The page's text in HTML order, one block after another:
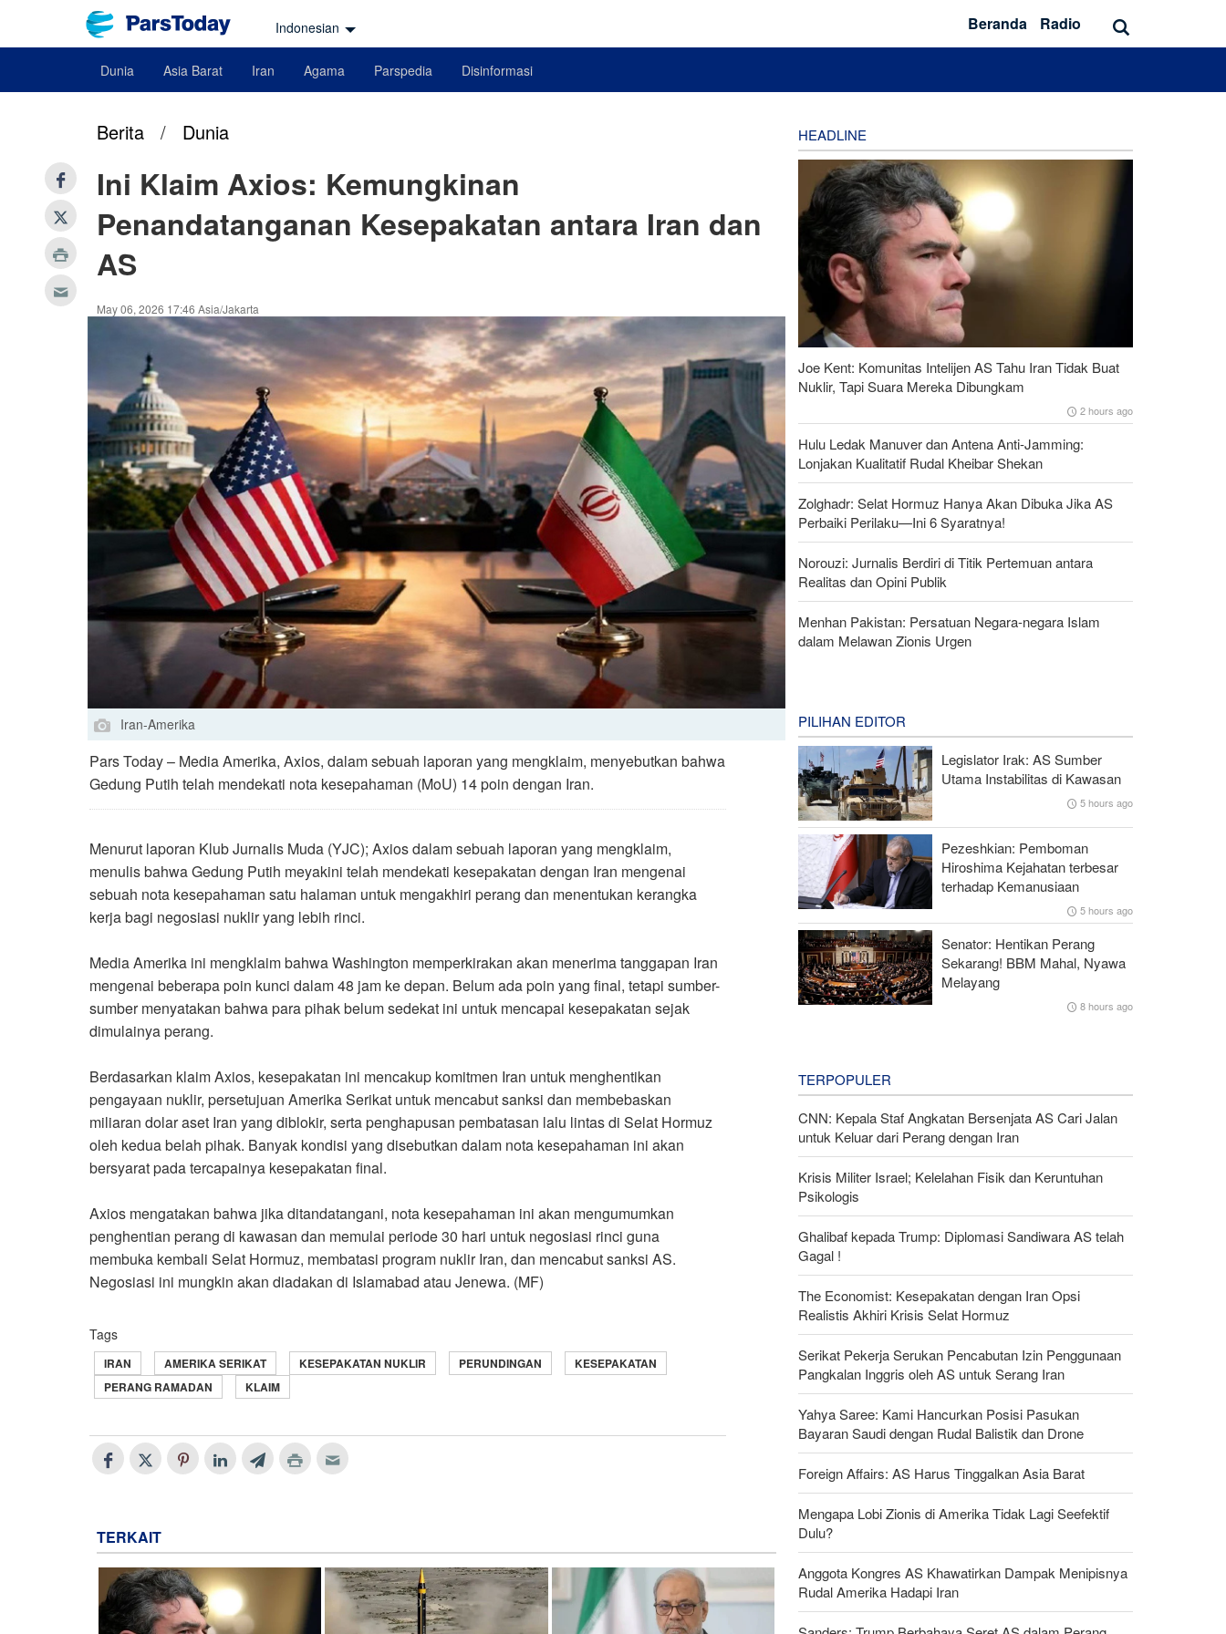
Indonesian Beranda Radio
Dunia Asia Barat Iran Agama Parspedia Disinformasi
Berita / Dunia
Ini Klaim Axios: Kemungkinan
Penandatanganan Kesepakatan antara Iran dan
AS
May 06, 2026 17:46 Asia/Jakarta
Iran-Amerika
Pars Today – Media Amerika, Axios, dalam sebuah laporan yang mengklaim, menyebutkan bahwa
Gedung Putih telah mendekati nota kesepahaman (MoU) 14 poin dengan Iran.
Menurut laporan Klub Jurnalis Muda (YJC); Axios dalam sebuah laporan yang mengklaim,
menulis bahwa Gedung Putih meyakini telah mendekati kesepakatan dengan Iran mengenai
sebuah nota kesepahaman satu halaman untuk mengakhiri perang dan menentukan kerangka
kerja bagi negosiasi nuklir yang lebih rinci.
Media Amerika ini mengklaim bahwa Washington memperkirakan akan menerima tanggapan Iran
mengenai beberapa poin kunci dalam 48 jam ke depan. Belum ada poin yang final, tetapi sumber-
sumber menyatakan bahwa para pihak belum sedekat ini untuk mencapai kesepakatan sejak
dimulainya perang.
Berdasarkan klaim Axios, kesepakatan ini mencakup komitmen Iran untuk menghentikan
pengayaan nuklir, persetujuan Amerika Serikat untuk mencabut sanksi dan membebaskan
miliaran dolar aset Iran yang diblokir, serta penghapusan pembatasan lalu lintas di Selat Hormuz
oleh kedua belah pihak. Banyak kondisi yang disebutkan dalam nota kesepahaman ini akan
bersyarat pada tercapainya kesepakatan final.
Axios mengatakan bahwa jika ditandatangani, nota kesepahaman ini akan mengumumkan
penghentian perang di kawasan dan memulai periode 30 hari untuk negosiasi rinci guna
membuka kembali Selat Hormuz, membatasi program nuklir Iran, dan mencabut sanksi AS.
Negosiasi ini mungkin akan diadakan di Islamabad atau Jenewa. (MF)
Tags
IRAN AMERIKA SERIKAT KESEPAKATAN NUKLIR PERUNDINGAN
KESEPAKATAN
PERANG RAMADAN
KLAIM
TERKAIT
HEADLINE
Joe Kent: Komunitas Intelijen AS Tahu Iran Tidak Buat
Nuklir, Tapi Suara Mereka Dibungkam
2 hours ago
Hulu Ledak Manuver dan Antena Anti-Jamming:
Lonjakan Kualitatif Rudal Kheibar Shekan
Zolghadr: Selat Hormuz Hanya Akan Dibuka Jika AS
Perbaiki Perilaku—Ini 6 Syaratnya!
Norouzi: Jurnalis Berdiri di Titik Pertemuan antara
Realitas dan Opini Publik
Menhan Pakistan: Persatuan Negara-negara Islam
dalam Melawan Zionis Urgen
PILIHAN EDITOR
Legislator Irak: AS Sumber
Utama Instabilitas di Kawasan
5 hours ago
Pezeshkian: Pemboman
Hiroshima Kejahatan terbesar
terhadap Kemanusiaan
5 hours ago
Senator: Hentikan Perang
Sekarang! BBM Mahal, Nyawa
Melayang
8 hours ago
TERPOPULER
CNN: Kepala Staf Angkatan Bersenjata AS Cari Jalan
untuk Keluar dari Perang dengan Iran
Krisis Militer Israel; Kelelahan Fisik dan Keruntuhan
Psikologis
Ghalibaf kepada Trump: Diplomasi Sandiwara AS telah
Gagal !
The Economist: Kesepakatan dengan Iran Opsi
Realistis Akhiri Krisis Selat Hormuz
Serikat Pekerja Serukan Pencabutan Izin Penggunaan
Pangkalan Inggris oleh AS untuk Serang Iran
Yahya Saree: Kami Hancurkan Posisi Pasukan
Bayaran Saudi dengan Rudal Balistik dan Drone
Foreign Affairs: AS Harus Tinggalkan Asia Barat
Mengapa Lobi Zionis di Amerika Tidak Lagi Seefektif
Dulu?
Anggota Kongres AS Khawatirkan Dampak Menipisnya
Rudal Amerika Hadapi Iran